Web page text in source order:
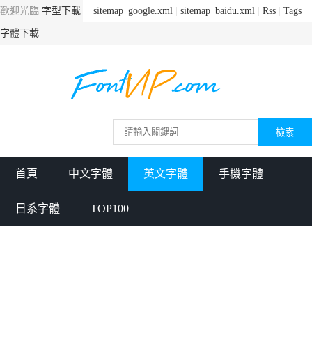
sitemap_google.xml sitemap_baidu.xml Rss Tags
歡迎光臨 字型下載
字體下載
首頁 中文字體 英文字體 手機字體
日系字體 TOP100